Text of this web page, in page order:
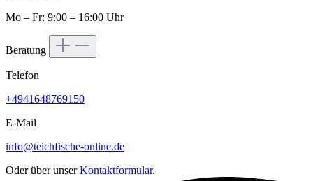
Mo – Fr: 9:00 – 16:00 Uhr
Beratung
Telefon
+4941648769150
E-Mail
info@teichfische-online.de
Oder über unserKontaktformular.